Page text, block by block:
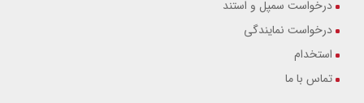
درخواست سمپل و استند
درخواست نمایندگی
استخدام
تماس با ما